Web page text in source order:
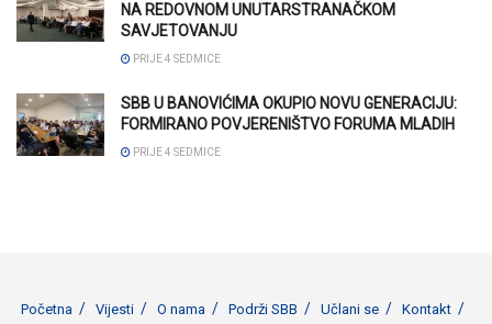
NA REDOVNOM UNUTARSTRANAČKOM
SAVJETOVANJU
PRIJE 4 SEDMICE
SBB U BANOVIĆIMA OKUPIO NOVU GENERACIJU:
FORMIRANO POVJERENIŠTVO FORUMA MLADIH
PRIJE 4 SEDMICE
Početna Vijesti O nama Podrži SBB Učlani se Kontakt